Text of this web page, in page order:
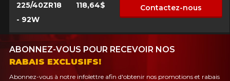
225/40ZR18
- 92W
118,64$ Contactez-nous
ABONNEZ-VOUS POUR RECEVOIR NOS
RABAIS EXCLUSIFS!
Abonnez-vous à notre infolettre afin d'obtenir nos promotions et rabais